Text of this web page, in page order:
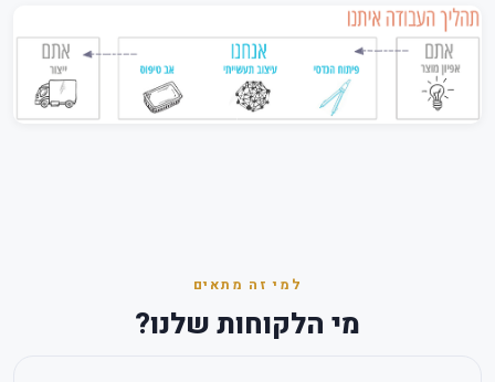
למי זה מתאים
מי הלקוחות שלנו?